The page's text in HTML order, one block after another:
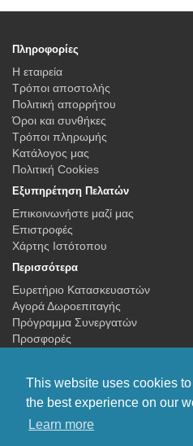
This website uses cookies
the best experience on our
Learn more
Πληροφορίες
Η εταιρεία
Τρόποι αποστολής
Πολιτική απορρήτου
Όροι και συνθήκες
Τρόποι πληρωμής
Κατάλογος μας
Πολιτική Cookies
Εξυπηρέτηση Πελατών
Επικοινωνήστε μαζί μας
Επιστροφές
Χάρτης Ιστότοπου
Περισσότερα
Ευρετήριο Κατασκευαστών
Αγορά Δωροεπιταγής
Πρόγραμμα Συνεργατών
Προσφορές
Ο Λογαριασμός μου
Ιστορικό Παραγγελιών
Newsletter